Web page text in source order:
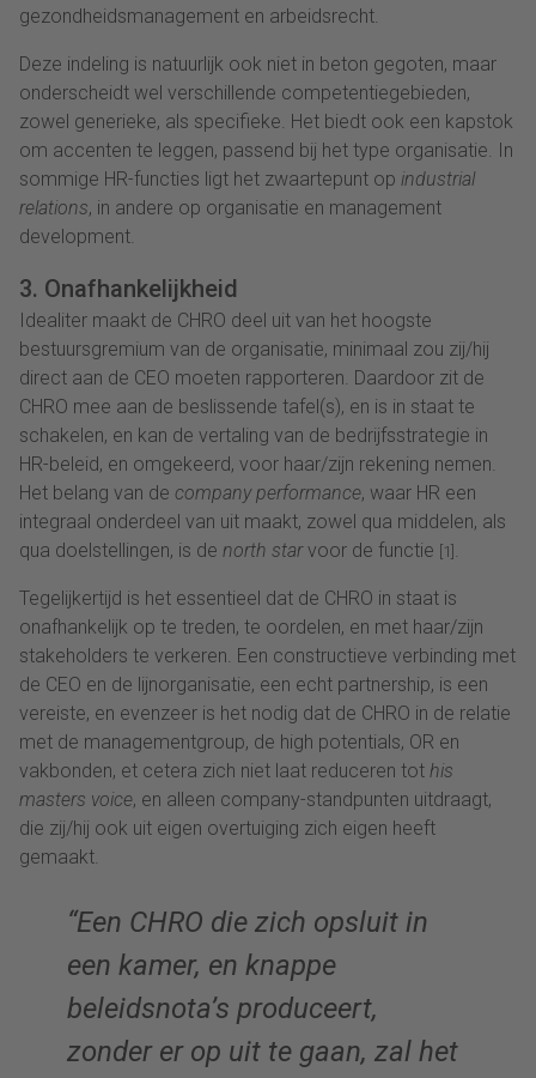
gezondheidsmanagement en arbeidsrecht.
Deze indeling is natuurlijk ook niet in beton gegoten, maar
onderscheidt wel verschillende competentiegebieden,
zowel generieke, als specifieke. Het biedt ook een kapstok
om accenten te leggen, passend bij het type organisatie. In
sommige HR-functies ligt het zwaartepunt op industrial
relations, in andere op organisatie en management
development.
3. Onafhankelijkheid
Idealiter maakt de CHRO deel uit van het hoogste
bestuursgremium van de organisatie, minimaal zou zij/hij
direct aan de CEO moeten rapporteren. Daardoor zit de
CHRO mee aan de beslissende tafel(s), en is in staat te
schakelen, en kan de vertaling van de bedrijfsstrategie in
HR-beleid, en omgekeerd, voor haar/zijn rekening nemen.
Het belang van de company performance, waar HR een
integraal onderdeel van uit maakt, zowel qua middelen, als
qua doelstellingen, is de north starvoor de functie [1]
Tegelijkertijd is het essentieel dat de CHRO in staat is
onafhankelijk op te treden, te oordelen, en met haar/zijn
stakeholders te verkeren. Een constructieve verbinding met
de CEO en de lijnorganisatie, een echt partnership, is een
vereiste, en evenzeer is het nodig dat de CHRO in de relatie
met de managementgroup, de high potentials, OR en
vakbonden, et cetera zich niet laat reduceren tot his
masters voice, en alleen company-standpunten uitdraagt,
die zij/hij ook uit eigen overtuiging zich eigen heeft
gemaakt.
“Een CHRO die zich opsluit in
een kamer, en knappe
beleidsnota’s produceert,
zonder er op uit te gaan, zal het